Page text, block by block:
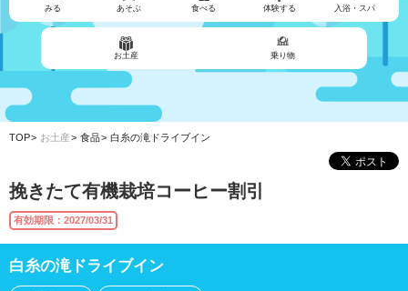
みる あそぶ 食べる 体験する 入浴・スパ
お土産 乗り物
TOP お土産 食品 白糸の滝ドライブイン
挽きたて有機栽培コーヒー割引
有効期限：2027/03/31
白糸の滝ドライブイン